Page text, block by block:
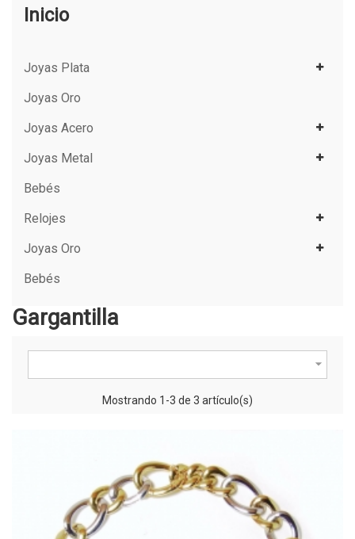
Inicio
Joyas Plata
Joyas Oro
Joyas Acero
Joyas Metal
Bebés
Relojes
Joyas Oro
Bebés
Gargantilla

Mostrando 1-3 de 3 artículo(s)